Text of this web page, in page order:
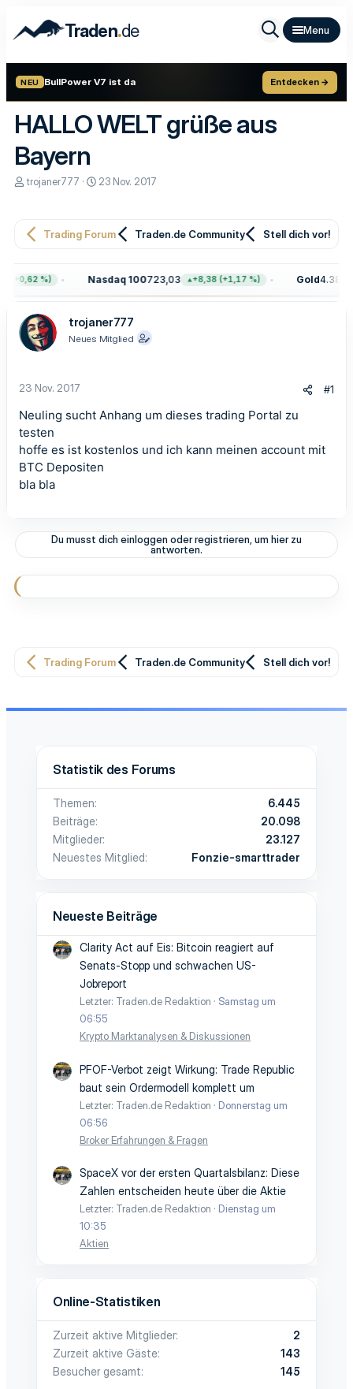
Traden.de
NEU BullPower V7 ist da Entdecken →
HALLO WELT grüße aus
Bayern
E
e
r
trojaner777
E
e
a
m
23 Nov. 2017
Trading Forum Traden.de Community Stell dich vor!
(+0,62 %) Nasdaq 100723,03 +8,38 (+1,17 %) Gold
trojaner777
Neues Mitglied
23 Nov. 2017 #1
Neuling sucht Anhang um dieses trading Portal zu
testen
hoffe es ist kostenlos und ich kann meinen account mit
BTC Depositen
bla bla
Du musst dich einloggen oder registrieren, um hier zu
antworten.
Trading Forum Traden.de Community Stell dich vor!
Statistik des Forums
Themen
6.445
Beiträge
20.098
Mitglieder
23.127
Neuestes Mitglied
Fonzie-smarttrader
Neueste Beiträge
Clarity Act auf Eis: Bitcoin reagiert auf
Senats-Stopp und schwachen US-
Jobreport
Letzter: Traden.de Redaktion
Samstag um
06:55
Krypto Marktanalysen & Diskussionen
PFOF-Verbot zeigt Wirkung: Trade Republic
baut sein Ordermodell komplett um
Letzter: Traden.de Redaktion
Donnerstag um
06:56
Broker Erfahrungen & Fragen
SpaceX vor der ersten Quartalsbilanz: Diese
Zahlen entscheiden heute über die Aktie
Letzter: Traden.de Redaktion
Dienstag um
10:35
Aktien
Online-Statistiken
Zurzeit aktive Mitglieder
2
Zurzeit aktive Gäste
143
Besucher gesamt
145